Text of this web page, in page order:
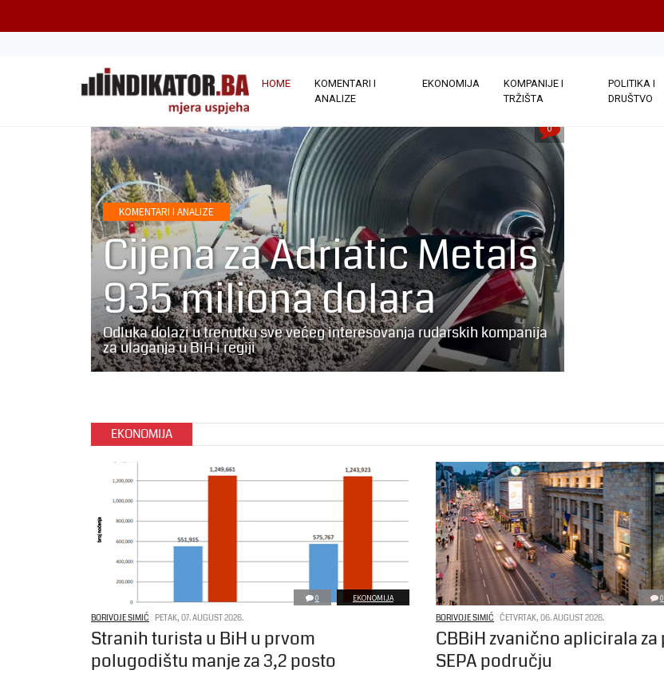
HOME
KOMENTARI I
ANALIZE
EKONOMIJA
KOMPANIJE I
TRŽIŠTA
POLITIKA I
DRUŠTVO
KOMENTARI I ANALIZE
Cijena za Adriatic Metals
935 miliona dolara
Odluka dolazi u trenutku sve većeg interesovanja rudarskih kompanija
za ulaganja u BiH i regiji
0
EKONOMIJA
0 EKONOMIJA
BORIVOJE SIMIĆ PETAK, 07. AUGUST 2026.
Stranih turista u BiH u prvom
polugodištu manje za 3,2 posto
0
BORIVOJE SIMIĆ ČETVRTAK, 06. AUGUST 2026.
CBBiH zvanično aplicirala
SEPA području